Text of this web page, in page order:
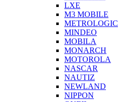
LXE
M3 MOBILE
METROLOGIC
MINDEO
MOBILA
MONARCH
MOTOROLA
NASCAR
NAUTIZ
NEWLAND
NIPPON